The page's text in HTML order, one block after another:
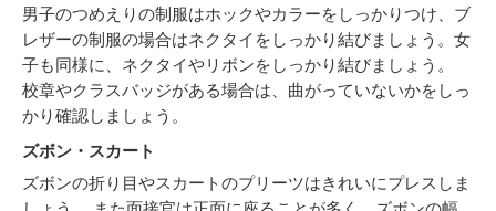
男子のつめえりの制服はホックやカラーをしっかりつけ、ブ
レザーの制服の場合はネクタイをしっかり結びましょう。女
子も同様に、ネクタイやリボンをしっかり結びましょう。
校章やクラスバッジがある場合は、曲がっていないかをしっ
かり確認しましょう。
ズボン・スカート
ズボンの折り目やスカートのプリーツはきれいにプレスしま